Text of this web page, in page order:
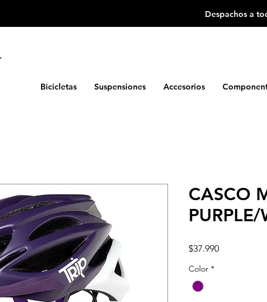
Despachos a
Bicicletas Suspensiones Accesorios
CASCO
PURPLE/
$37.990Precio
Color *